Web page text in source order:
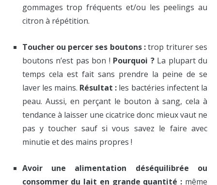
gommages trop fréquents et/ou les peelings au
citron à répétition.
Toucher ou percer ses boutons :trop triturer ses
boutons n’est pas bon ! Pourquoi ?La plupart du
temps cela est fait sans prendre la peine de se
laver les mains. Résultat : les bactéries infectent la
peau. Aussi, en perçant le bouton à sang, cela à
tendance à laisser une cicatrice donc mieux vaut ne
pas y toucher sauf si vous savez le faire avec
minutie et des mains propres !
Avoir une alimentation déséquilibrée ou
consommer du lait en grande quantité : même